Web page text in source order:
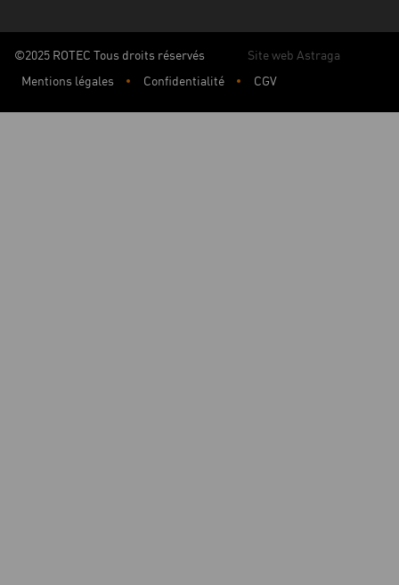
©2025 ROTEC Tous droits réservés
Site web Astraga
Mentions légales
Confidentialité CGV